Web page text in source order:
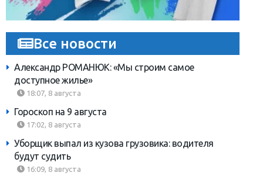
Все новости
Александр РОМАНЮК: «Мы строим самое
доступное жилье»
18:07, 8 августа
Гороскоп на 9 августа
17:02, 8 августа
Уборщик выпал из кузова грузовика: водителя
будут судить
16:09, 8 августа